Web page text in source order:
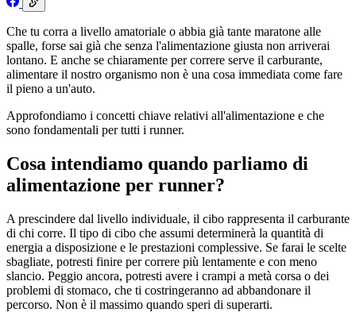
Che tu corra a livello amatoriale o abbia già tante maratone alle
spalle, forse sai già che senza l'alimentazione giusta non arriverai
lontano. E anche se chiaramente per correre serve il carburante,
alimentare il nostro organismo non è una cosa immediata come fare
il pieno a un'auto.
Approfondiamo i concetti chiave relativi all'alimentazione e che
sono fondamentali per tutti i runner.
Cosa intendiamo quando parliamo di
alimentazione per runner?
A prescindere dal livello individuale, il cibo rappresenta il carburante
di chi corre. Il tipo di cibo che assumi determinerà la quantità di
energia a disposizione e le prestazioni complessive. Se farai le scelte
sbagliate, potresti finire per correre più lentamente e con meno
slancio. Peggio ancora, potresti avere i crampi a metà corsa o dei
problemi di stomaco, che ti costringeranno ad abbandonare il
percorso. Non è il massimo quando speri di superarti.